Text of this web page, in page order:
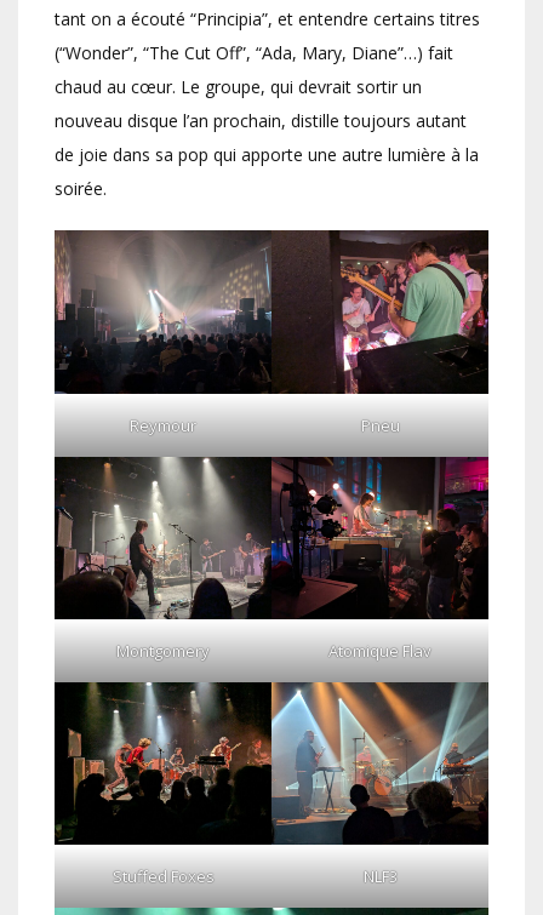
tant on a écouté “Principia”, et entendre certains titres
(“Wonder”, “The Cut Off”, “Ada, Mary, Diane”…) fait
chaud au cœur. Le groupe, qui devrait sortir un
nouveau disque l’an prochain, distille toujours autant
de joie dans sa pop qui apporte une autre lumière à la
soirée.
Reymour Pneu
Montgomery Atomique Flav
Stuffed Foxes NLF3